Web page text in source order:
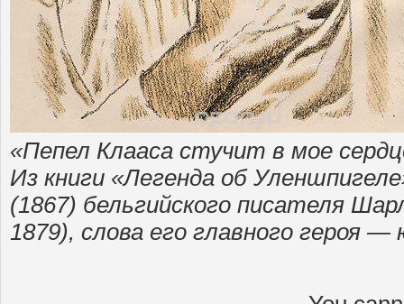
«Пепел Клааса стучит в мое
Из книги «Легенда об
(1867) бельгийского писателя
1879), слова его главного героя